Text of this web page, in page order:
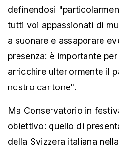
definendosi
tutti voi appassionati di
a suonare e assaporare
presenza: è importante per
arricchire ulteriormente il
nostro cantone".
Ma Conservatorio in
obiettivo: quello di
della Svizzera italiana